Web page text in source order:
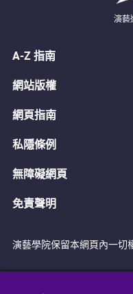
演藝
A-Z 指南
網站版權
網頁指南
私隱條例
無障礙網頁
免責聲明
演藝學院保留本網頁內一切